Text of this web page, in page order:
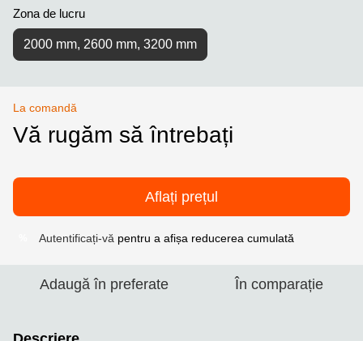
Zona de lucru
2000 mm, 2600 mm, 3200 mm
La comandă
Vă rugăm să întrebați
Aflați prețul
Autentificați-vă pentru a afișa reducerea cumulată
Adaugă în preferate În comparație